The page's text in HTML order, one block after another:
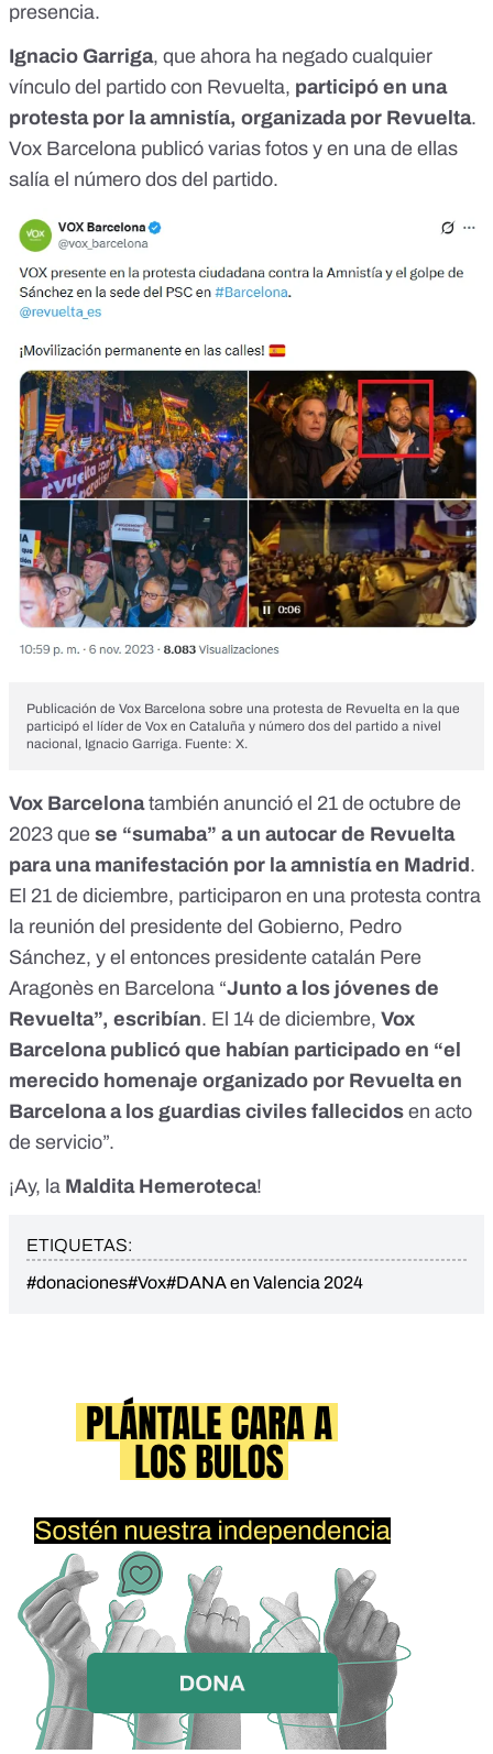
presencia.
Ignacio Garriga, que ahora ha negado cualquier
vínculo del partido con Revuelta, participó en una
protesta por la amnistía, organizada por Revuelta.
Vox Barcelona publicó varias fotos y en una de ellas
salía el número dos del partido.
Publicación de Vox Barcelona sobre una protesta de Revuelta en la que
participó el líder de Vox en Cataluña y número dos del partido a nivel
nacional, Ignacio Garriga. Fuente: X.
Vox Barcelonatambién anunció el 21 de octubre de
2023 que se “sumaba” a un autocar de Revuelta
para una manifestación por la amnistía en Madrid.
El 21 de diciembre, participaron en una protesta contra
la reunión del presidente del Gobierno, Pedro
Sánchez, y el entonces presidente catalán Pere
Aragonès en Barcelona “Junto a los jóvenes de
Revuelta”, escribían. El 14 de diciembre, Vox
Barcelona publicó que habían participado en “el
merecido homenaje organizado por Revuelta en
Barcelona a los guardias civiles fallecidos en acto
de servicio”.
¡Ay, la Maldita Hemeroteca!
ETIQUETAS:
#donaciones#Vox#DANA en Valencia 2024